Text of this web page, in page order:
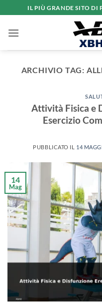
ai
contenuti
IL PIÙ GRANDE SITO DI
ARCHIVIO TAG:
Attività Fisica e
Esercizio
PUBBLICATO IL 14
14
Mag